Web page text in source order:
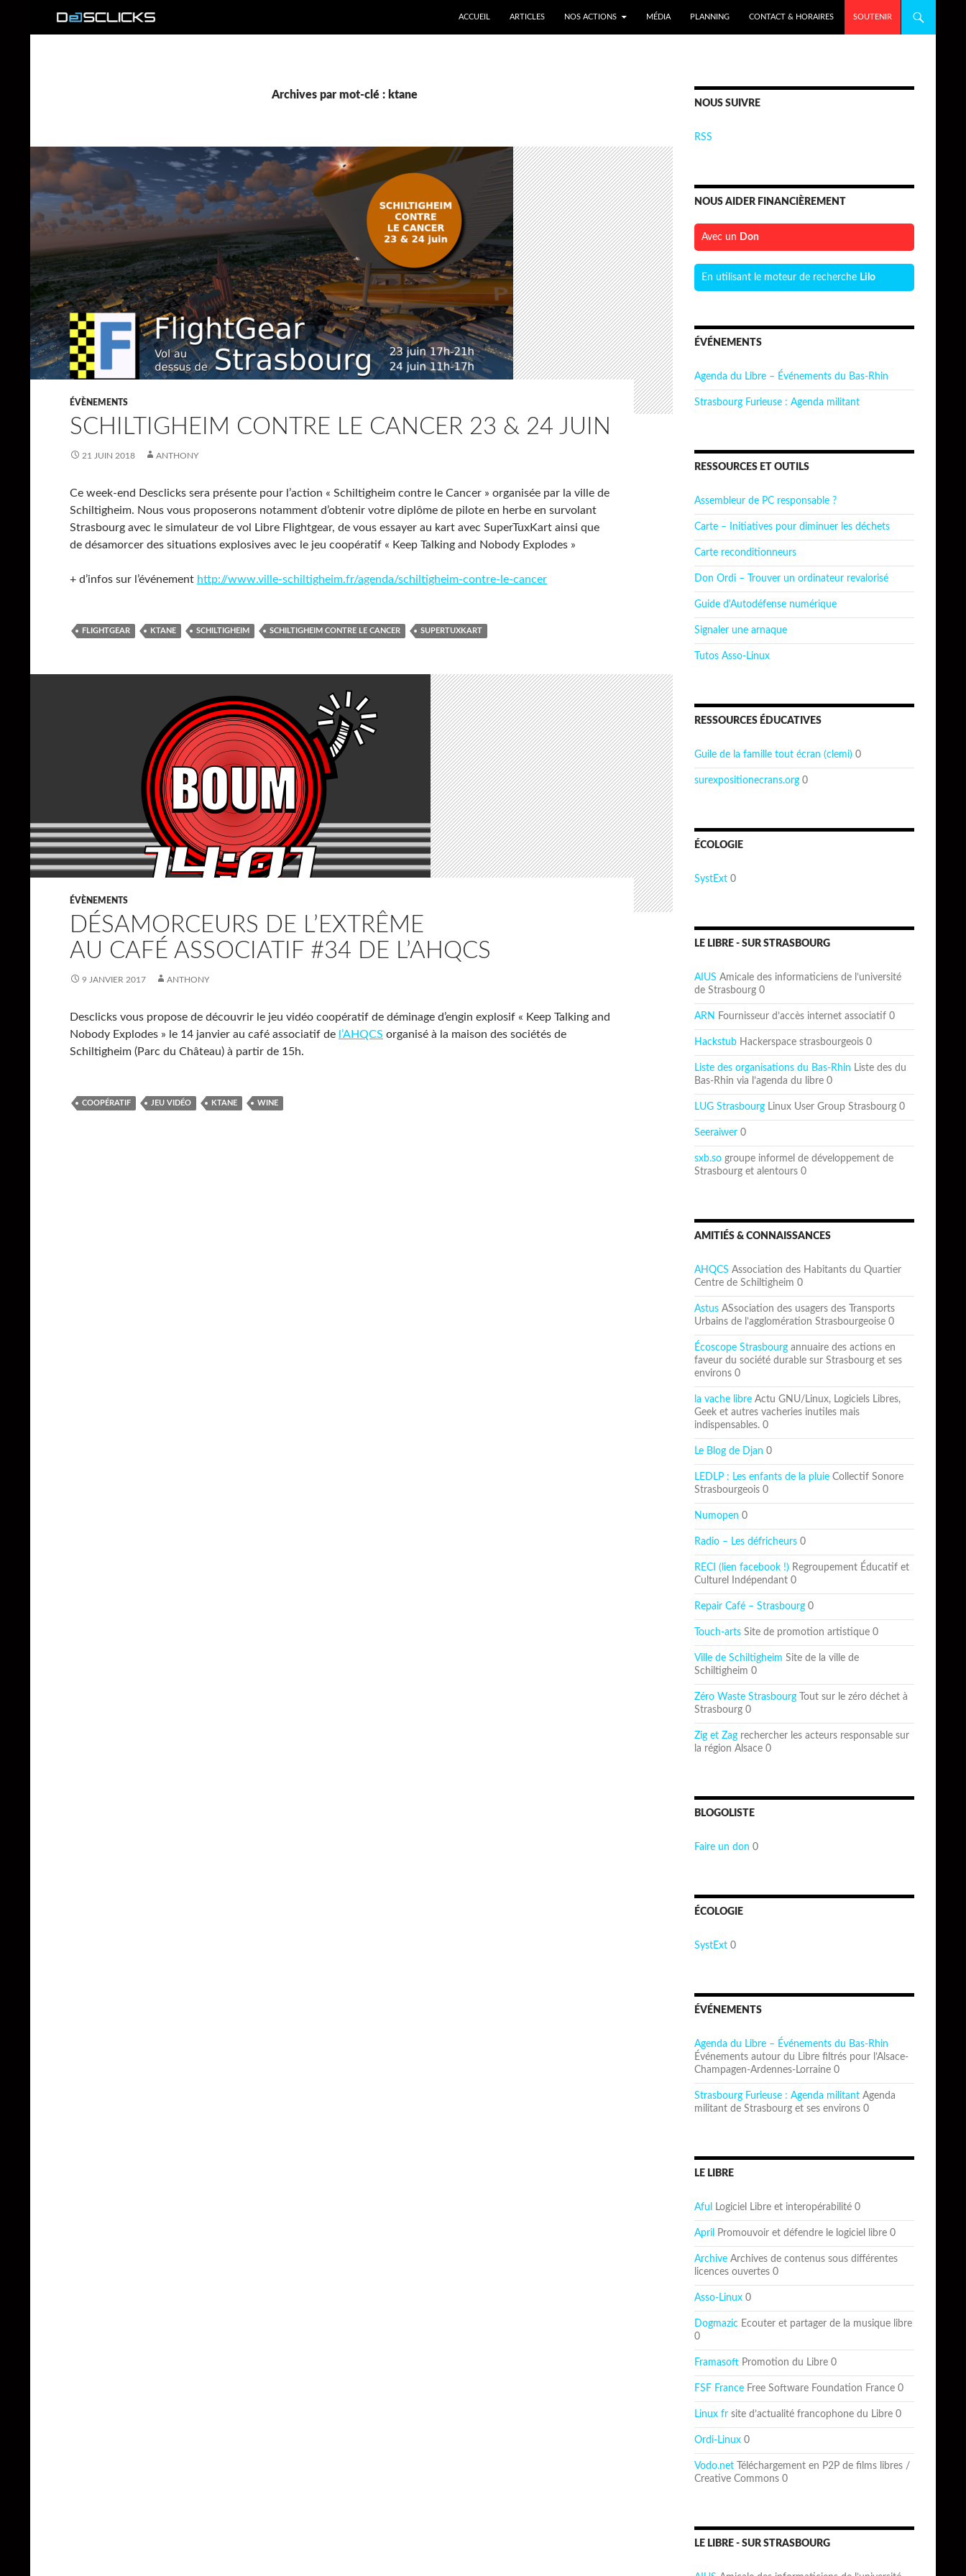
ACCUEIL
ARTICLES NOS ACTIONS MÉDIA PLANNING CONTACT & HORAIRES SOUTENIR
Archives par mot-clé : ktane
ÉVÈNEMENTS
SCHILTIGHEIM CONTRE LE CANCER 23 & 24 JUIN
21 JUIN 2018 ANTHONY
Ce week-end Desclicks sera présente pour l’action « Schiltigheim contre le Cancer » organisée par la ville de
Schiltigheim. Nous vous proposerons notamment d’obtenir votre diplôme de pilote en herbe en survolant
Strasbourg avec le simulateur de vol Libre Flightgear, de vous essayer au kart avec SuperTuxKart ainsi que
de désamorcer des situations explosives avec le jeu coopératif « Keep Talking and Nobody Explodes »
+ d’infos sur l’événement http://www.ville-schiltigheim.fr/agenda/schiltigheim-contre-le-cancer
FLIGHTGEAR KTANE SCHILTIGHEIM SCHILTIGHEIM CONTRE LE CANCER SUPERTUXKART
ÉVÈNEMENTS
DÉSAMORCEURS DE L’EXTRÊME
AU CAFÉ ASSOCIATIF #34 DE L’AHQCS
9 JANVIER 2017 ANTHONY
Desclicks vous propose de découvrir le jeu vidéo coopératif de déminage d’engin explosif « Keep Talking and
Nobody Explodes » le 14 janvier au café associatif de l’AHQCS organisé à la maison des sociétés de
Schiltigheim (Parc du Château) à partir de 15h.
COOPÉRATIF JEU VIDÉO KTANE WINE
NOUS SUIVRE
RSS
NOUS AIDER FINANCIÈREMENT
Avec un Don
En utilisant le moteur de recherche Lilo
ÉVÉNEMENTS
Agenda du Libre – Événements du Bas-Rhin
Strasbourg Furieuse : Agenda militant
RESSOURCES ET OUTILS
Assembleur de PC responsable ?
Carte – Initiatives pour diminuer les déchets
Carte reconditionneurs
Don Ordi – Trouver un ordinateur revalorisé
Guide d'Autodéfense numérique
Signaler une arnaque
Tutos Asso-Linux
RESSOURCES ÉDUCATIVES
Guile de la famille tout écran (clemi) 0
surexpositionecrans.org 0
ÉCOLOGIE
SystExt 0
LE LIBRE - SUR STRASBOURG
AIUS Amicale des informaticiens de l’université
de Strasbourg 0
ARN Fournisseur d’accès internet associatif 0
Hackstub Hackerspace strasbourgeois 0
Liste des organisations du Bas-Rhin Liste des du
Bas-Rhin via l’agenda du libre 0
LUG Strasbourg Linux User Group Strasbourg 0
Seeraiwer 0
sxb.so groupe informel de développement de
Strasbourg et alentours 0
AMITIÉS & CONNAISSANCES
AHQCS Association des Habitants du Quartier
Centre de Schiltigheim 0
Astus ASsociation des usagers des Transports
Urbains de l’agglomération Strasbourgeoise 0
Écoscope Strasbourg annuaire des actions en
faveur du société durable sur Strasbourg et ses
environs 0
la vache libre Actu GNU/Linux, Logiciels Libres,
Geek et autres vacheries inutiles mais
indispensables. 0
Le Blog de Djan 0
LEDLP : Les enfants de la pluie Collectif Sonore
Strasbourgeois 0
Numopen 0
Radio – Les défricheurs 0
RECI (lien facebook !) Regroupement Éducatif et
Culturel Indépendant 0
Repair Café – Strasbourg 0
Touch-arts Site de promotion artistique 0
Ville de Schiltigheim Site de la ville de
Schiltigheim 0
Zéro Waste Strasbourg Tout sur le zéro déchet à
Strasbourg 0
Zig et Zag rechercher les acteurs responsable sur
la région Alsace 0
BLOGOLISTE
Faire un don 0
ÉCOLOGIE
SystExt 0
ÉVÉNEMENTS
Agenda du Libre – Événements du Bas-Rhin
Événements autour du Libre filtrés pour l’Alsace-
Champagen-Ardennes-Lorraine 0
Strasbourg Furieuse : Agenda militant Agenda
militant de Strasbourg et ses environs 0
LE LIBRE
Aful Logiciel Libre et interopérabilité 0
April Promouvoir et défendre le logiciel libre 0
Archive Archives de contenus sous différentes
licences ouvertes 0
Asso-Linux 0
Dogmazic Ecouter et partager de la musique libre
0
Framasoft Promotion du Libre 0
FSF France Free Software Foundation France 0
Linux fr site d’actualité francophone du Libre 0
Ordi-Linux 0
Vodo.net Téléchargement en P2P de films libres /
Creative Commons 0
LE LIBRE - SUR STRASBOURG